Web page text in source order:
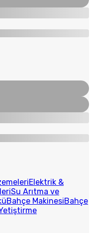
Elektrik &
Su Arıtma ve
Bahçe MakinesiBahçe